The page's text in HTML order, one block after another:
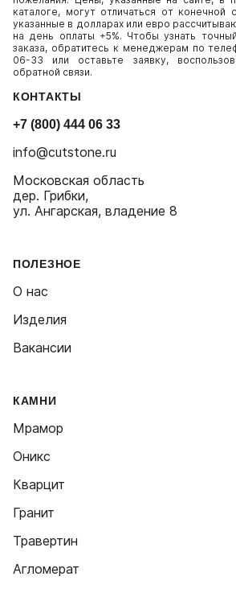
каталоге, могут отличаться от конечной
указанные в долларах или евро
на день оплаты +5%. Чтобы узнать
заказа, обратитесь к менеджерам по
06-33 или оставьте заявку,
обратной связи.
КОНТАКТЫ
+7 (800) 444 06 33
info@cutstone.ru
Московская область
дер. Грибки,
ул. Ангарская, владение 8
ПОЛЕЗНОЕ
О нас
Изделия
Вакансии
КАМНИ
Мрамор
Оникс
Кварцит
Гранит
Травертин
Агломерат